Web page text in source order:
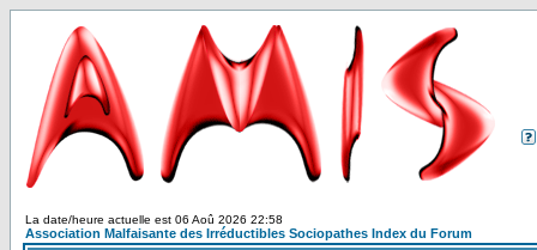
La date/heure actuelle est 06 Aoû 2026 22:58
Association Malfaisante des Irréductibles Sociopathes Index du Forum